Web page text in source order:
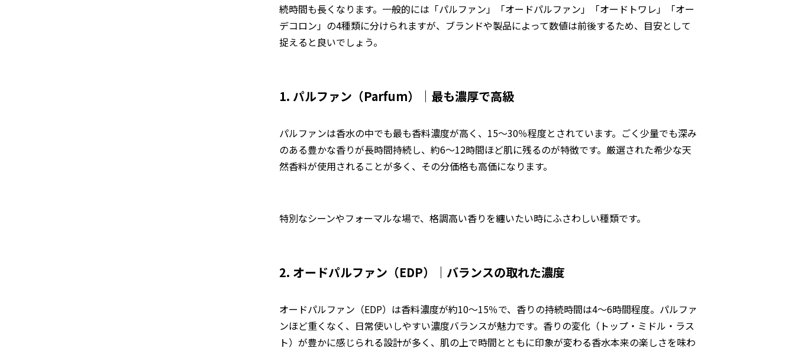
続時間も長くなります。一般的には「パルファン」「オードパルファン」「オードトワレ」「オー
デコロン」の4種類に分けられますが、ブランドや製品によって数値は前後するため、目安として
捉えると良いでしょう。
1. パルファン（Parfum）｜最も濃厚で高級
パルファンは香水の中でも最も香料濃度が高く、15〜30％程度とされています。ごく少量でも深み
のある豊かな香りが長時間持続し、約6〜12時間ほど肌に残るのが特徴です。厳選された希少な天
然香料が使用されることが多く、その分価格も高価になります。
特別なシーンやフォーマルな場で、格調高い香りを纏いたい時にふさわしい種類です。
2. オードパルファン（EDP）｜バランスの取れた濃度
オードパルファン（EDP）は香料濃度が約10〜15％で、香りの持続時間は4〜6時間程度。パルファ
ンほど重くなく、日常使いしやすい濃度バランスが魅力です。香りの変化（トップ・ミドル・ラス
ト）が豊かに感じられる設計が多く、肌の上で時間とともに印象が変わる香水本来の楽しさを味わ